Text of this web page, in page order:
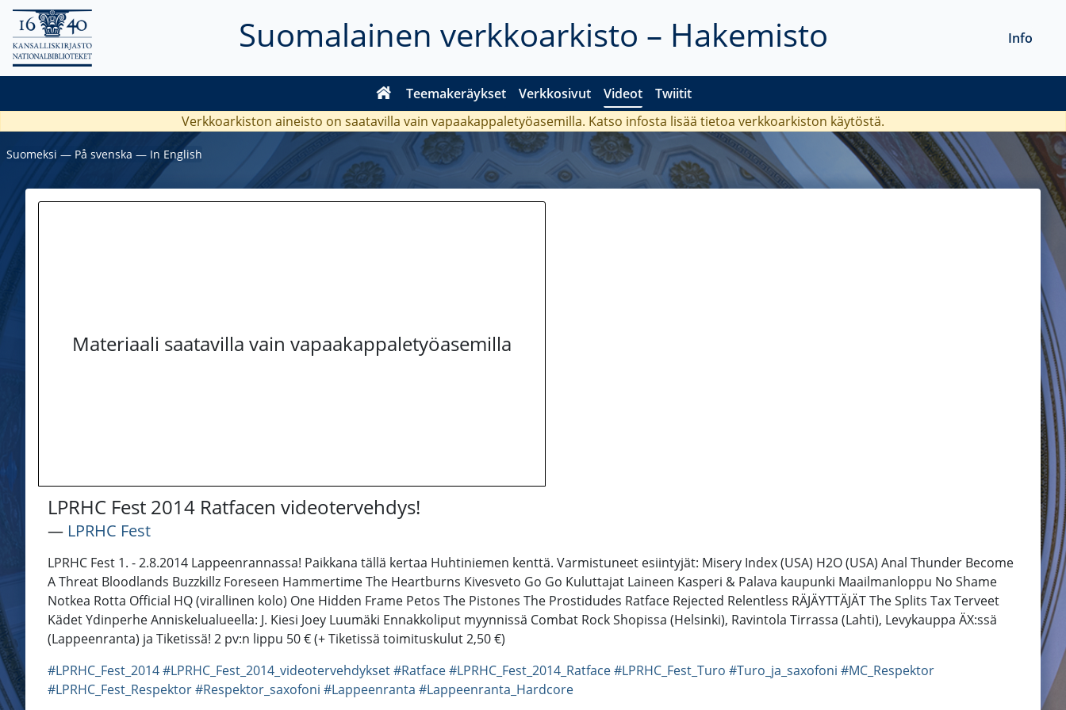
Suomalainen verkkoarkisto – Hakemisto
Teemakeräykset Verkkosivut Videot Twiitit
Info
Verkkoarkiston aineisto on saatavilla vain vapaakappaletyöasemilla. Katso infosta lisää tietoa verkkoarkiston käytöstä.
Suomeksi ― På svenska ― In English
Materiaali saatavilla vain vapaakappaletyöasemilla
LPRHC Fest 2014 Ratfacen videotervehdys!
― LPRHC Fest
LPRHC Fest 1. - 2.8.2014 Lappeenrannassa! Paikkana tällä kertaa Huhtiniemen kenttä. Varmistuneet esiintyjät: Misery Index (USA) H2O (USA) Anal Thunder Become
A Threat Bloodlands Buzzkillz Foreseen Hammertime The Heartburns Kivesveto Go Go Kuluttajat Laineen Kasperi & Palava kaupunki Maailmanloppu No Shame
Notkea Rotta Official HQ (virallinen kolo) One Hidden Frame Petos The Pistones The Prostidudes Ratface Rejected Relentless RÄJÄYTTÄJÄT The Splits Tax Terveet
Kädet Ydinperhe Anniskelualueella: J. Kiesi Joey Luumäki Ennakkoliput myynnissä Combat Rock Shopissa (Helsinki), Ravintola Tirrassa (Lahti), Levykauppa ÄX:ssä
(Lappeenranta) ja Tiketissä! 2 pv:n lippu 50 € (+ Tiketissä toimituskulut 2,50 €)
#LPRHC_Fest_2014#LPRHC_Fest_2014_videotervehdykset#Ratface#LPRHC_Fest_2014_Ratface#LPRHC_Fest_Turo #Turo_ja_saxofoni #MC_Respektor
#LPRHC_Fest_Respektor#Respektor_saxofoni #Lappeenranta #Lappeenranta_Hardcore